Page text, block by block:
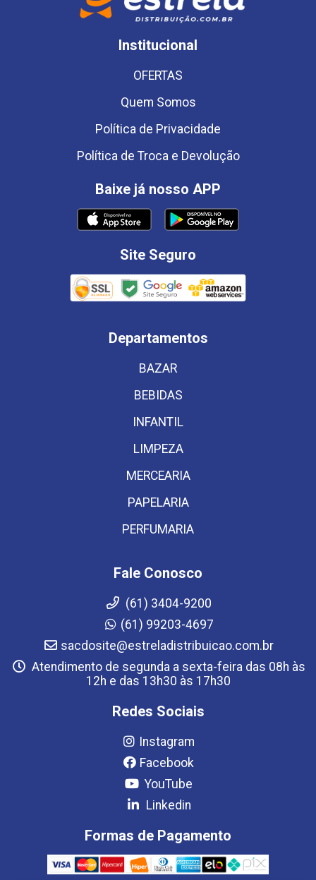
Institucional
OFERTAS
Quem Somos
Política de Privacidade
Política de Troca e Devolução
Baixe já nosso APP
Site Seguro
Departamentos
BAZAR
BEBIDAS
INFANTIL
LIMPEZA
MERCEARIA
PAPELARIA
PERFUMARIA
Fale Conosco
(61) 3404-9200
(61) 99203-4697
sacdosite@estreladistribuicao.com.br
Atendimento de segunda a sexta-feira das 08h às
12h e das 13h30 às 17h30
Redes Sociais
Instagram
Facebook
YouTube
Linkedin
Formas de Pagamento